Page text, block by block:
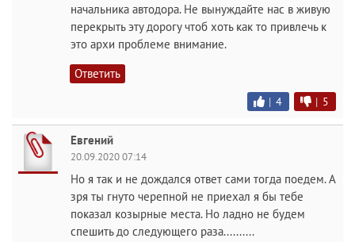
начальника автодора. Не вынуждайте нас в живую
перекрыть эту дорогу чтоб хоть как то привлечь к
это архи проблеме внимание.
Ответить
| 4 | 5
Евгений
20.09.2020 07:14
Но я так и не дождался ответ сами тогда поедем. А
зря ты гнуто черепной не приехал я бы тебе
показал козырные места. Но ладно не будем
спешить до следующего раза..........